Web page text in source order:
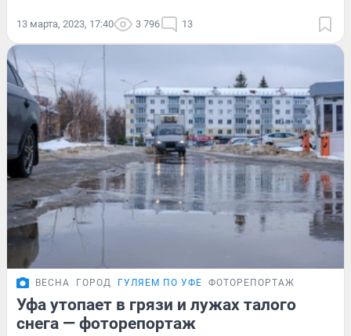
13 марта, 2023, 17:40 3 796 13
ВЕСНА ГОРОД ГУЛЯЕМ ПО УФЕ ФОТОРЕПОРТАЖ
Уфа утопает в грязи и лужах талого
снега — фоторепортаж